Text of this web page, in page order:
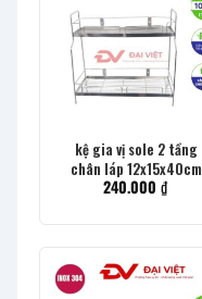
kệ gia vị sole 2 tầng
chân láp 12x15x40cm
240.000 ₫